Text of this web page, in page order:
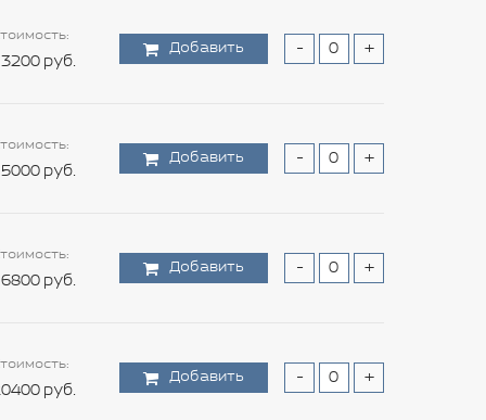
руб.
Добавить - +
руб.
Добавить - +
руб.
Добавить - +
руб.
Добавить - +